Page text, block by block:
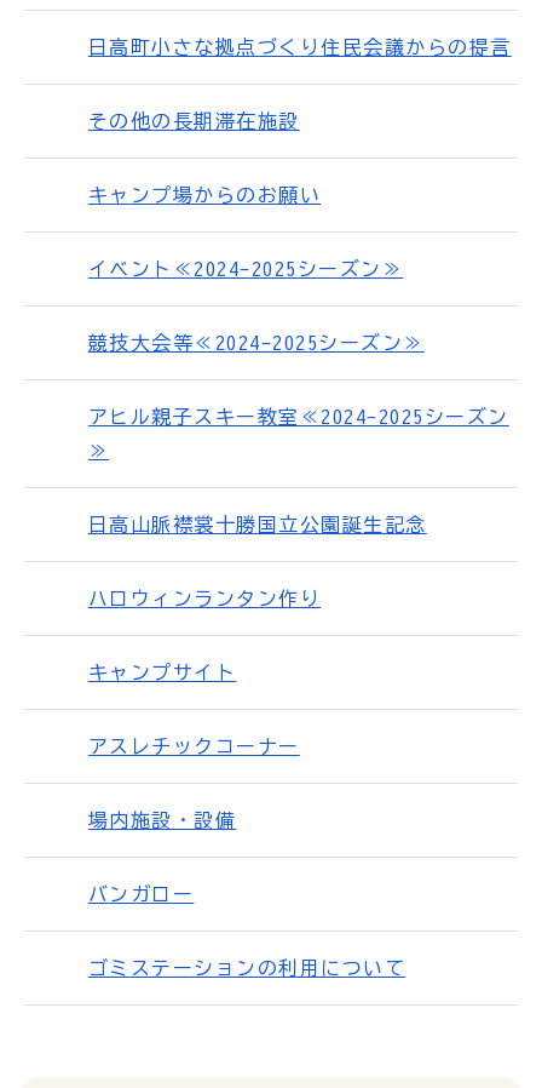
日高町小さな拠点づくり住民会議からの提言
その他の長期滞在施設
キャンプ場からのお願い
イベント≪2024-2025シーズン≫
競技大会等≪2024-2025シーズン≫
アヒル親子スキー教室≪2024-2025シーズン
≫
日高山脈襟裳十勝国立公園誕生記念
ハロウィンランタン作り
キャンプサイト
アスレチックコーナー
場内施設・設備
バンガロー
ゴミステーションの利用について